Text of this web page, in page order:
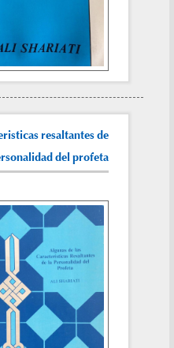
resaltantes de
del profeta